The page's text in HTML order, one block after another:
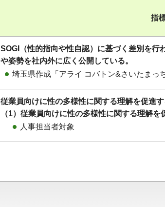
指
SOGI（性的指向や性自認）に基づく差別を行
や姿勢を社内外に広く公開している。
埼玉県作成「アライ コバトン&さいたまっ
従業員向けに性の多様性に関する理解を促進
（1）従業員向けに性の多様性に関する理解
人事担当者対象